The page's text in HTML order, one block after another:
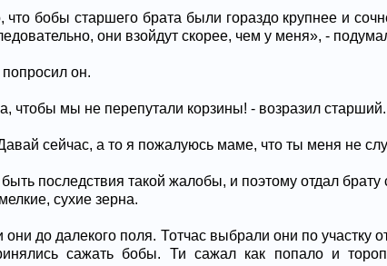
что бобы старшего брата были гораздо крупнее и
они взойдут скорее, чем у меня», -
он.
чтобы мы не перепутали корзины! - возразил старший.
сейчас, а то я пожалуюсь маме, что ты меня не
последствия такой жалобы, и поэтому отдал
сухие зерна.
они до далекого поля. Тотчас выбрали они по участку
сажать бобы. Ти сажал как попало и